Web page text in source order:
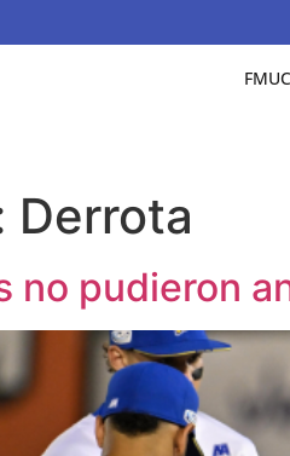
FMUC
Derrota
no pudieron